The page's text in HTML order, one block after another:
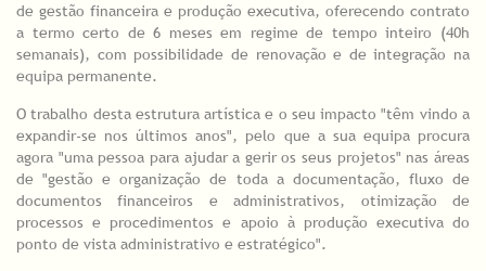
de gestão financeira e produção executiva, oferecendo contrato
a termo certo de 6 meses em regime de tempo inteiro (40h
semanais), com possibilidade de renovação e de integração na
equipa permanente.
O trabalho desta estrutura artística e o seu impacto "têm vindo a
expandir-se nos últimos anos", pelo que a sua equipa procura
agora "uma pessoa para ajudar a gerir os seus projetos" nas áreas
de "gestão e organização de toda a documentação, fluxo de
documentos financeiros e administrativos, otimização de
processos e procedimentos e apoio à produção executiva do
ponto de vista administrativo e estratégico".